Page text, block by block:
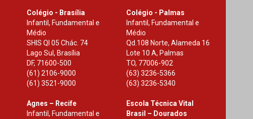
Colégio - Brasília
Infantil, Fundamental e
Médio
SHIS Ql 05 Chác. 74
Lago Sul, Brasília
DF, 71600-500
(61) 2106-9000
(61) 3521-9000
Colégio - Palmas
Infantil, Fundamental e
Médio
Qd.108 Norte, Alameda 16
Lote 10 A, Palmas
TO, 77006-902
(63) 3236-5366
(63) 3236-5340
Agnes – Recife
Infantil, Fundamental e
Escola Técnica Vital
Brasil – Dourados